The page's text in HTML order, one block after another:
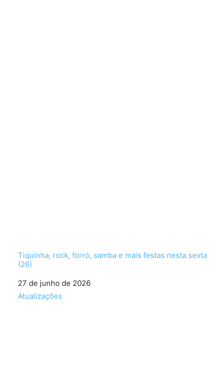
Tiquinha, rock, forró, samba e mais festas nesta sexta
(26)
Data
27 de junho de 2026
Em relação a
Atualizações